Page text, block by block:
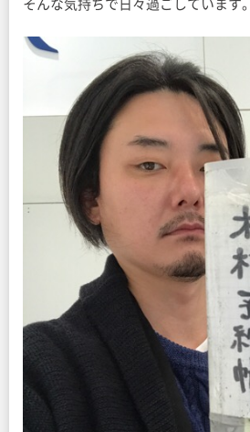
そんな気持ちで日々過ごしています。